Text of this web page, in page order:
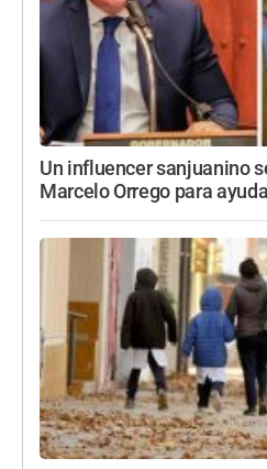
Un influencer sanjuanino
Marcelo Orrego para